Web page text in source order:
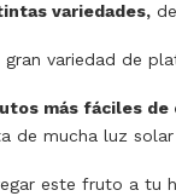
variedades,
gran variedad de
más fáciles de
de mucha luz
este fruto a tu